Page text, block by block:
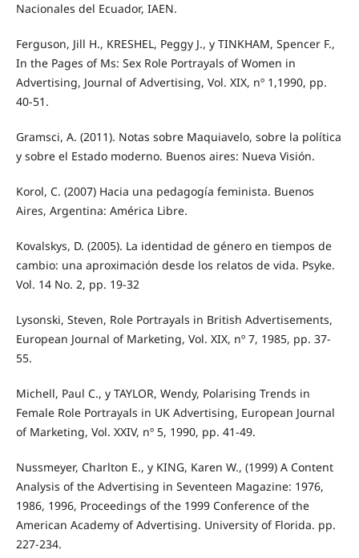
Nacionales del Ecuador, IAEN.
Ferguson, Jill H., KRESHEL, Peggy J., y TINKHAM, Spencer F.,
In the Pages of Ms: Sex Role Portrayals of Women in
Advertising, Journal of Advertising, Vol. XIX, nº 1,1990, pp.
40-51.
Gramsci, A. (2011). Notas sobre Maquiavelo, sobre la política
y sobre el Estado moderno. Buenos aires: Nueva Visión.
Korol, C. (2007) Hacia una pedagogía feminista. Buenos
Aires, Argentina: América Libre.
Kovalskys, D. (2005). La identidad de género en tiempos de
cambio: una aproximación desde los relatos de vida. Psyke.
Vol. 14 No. 2, pp. 19-32
Lysonski, Steven, Role Portrayals in British Advertisements,
European Journal of Marketing, Vol. XIX, nº 7, 1985, pp. 37-
55.
Michell, Paul C., y TAYLOR, Wendy, Polarising Trends in
Female Role Portrayals in UK Advertising, European Journal
of Marketing, Vol. XXIV, nº 5, 1990, pp. 41-49.
Nussmeyer, Charlton E., y KING, Karen W., (1999) A Content
Analysis of the Advertising in Seventeen Magazine: 1976,
1986, 1996, Proceedings of the 1999 Conference of the
American Academy of Advertising. University of Florida. pp.
227-234.